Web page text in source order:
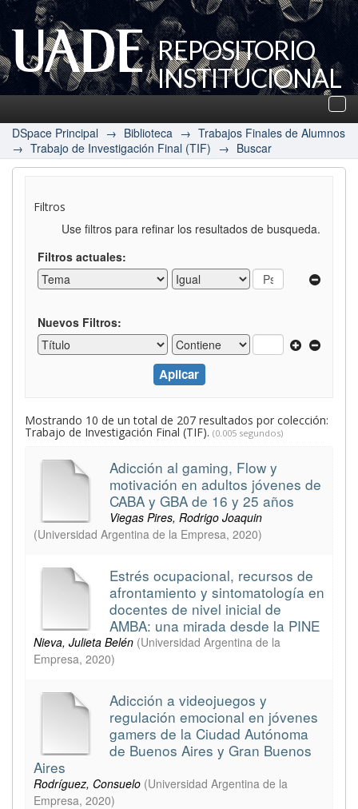
REPOSITORIO
INSTITUCIONAL
UADE
DSpace Principal → Biblioteca → Trabajos Finales de Alumnos
→ Trabajo de Investigación Final (TIF) → Buscar
Filtros
Use filtros para refinar los resultados de busqueda.
Filtros actuales:
Nuevos Filtros:
Mostrando 10 de un total de 207 resultados por colección:
Trabajo de Investigación Final (TIF). (0.005 segundos)
Adicción al gaming, Flow y
motivación en adultos jóvenes de
CABA y GBA de 16 y 25 años
Viegas Pires, Rodrigo Joaquin
(Universidad Argentina de la Empresa, 2020)
Estrés ocupacional, recursos de
afrontamiento y sintomatología en
docentes de nivel inicial de
AMBA: una mirada desde la PINE
Nieva, Julieta Belén (Universidad Argentina de la
Empresa, 2020)
Adicción a videojuegos y
regulación emocional en jóvenes
gamers de la Ciudad Autónoma
de Buenos Aires y Gran Buenos
Aires
Rodríguez, Consuelo (Universidad Argentina de la
Empresa, 2020)